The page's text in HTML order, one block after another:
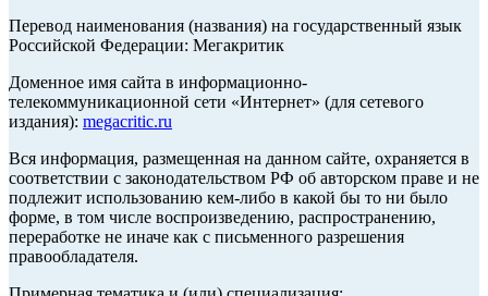
Перевод наименования (названия) на государственный язык
Российской Федерации: Мегакритик
Доменное имя сайта в информационно-
телекоммуникационной сети «Интернет» (для сетевого
издания): megacritic.ru
Вся информация, размещенная на данном сайте, охраняется в
соответствии с законодательством РФ об авторском праве и не
подлежит использованию кем-либо в какой бы то ни было
форме, в том числе воспроизведению, распространению,
переработке не иначе как с письменного разрешения
правообладателя.